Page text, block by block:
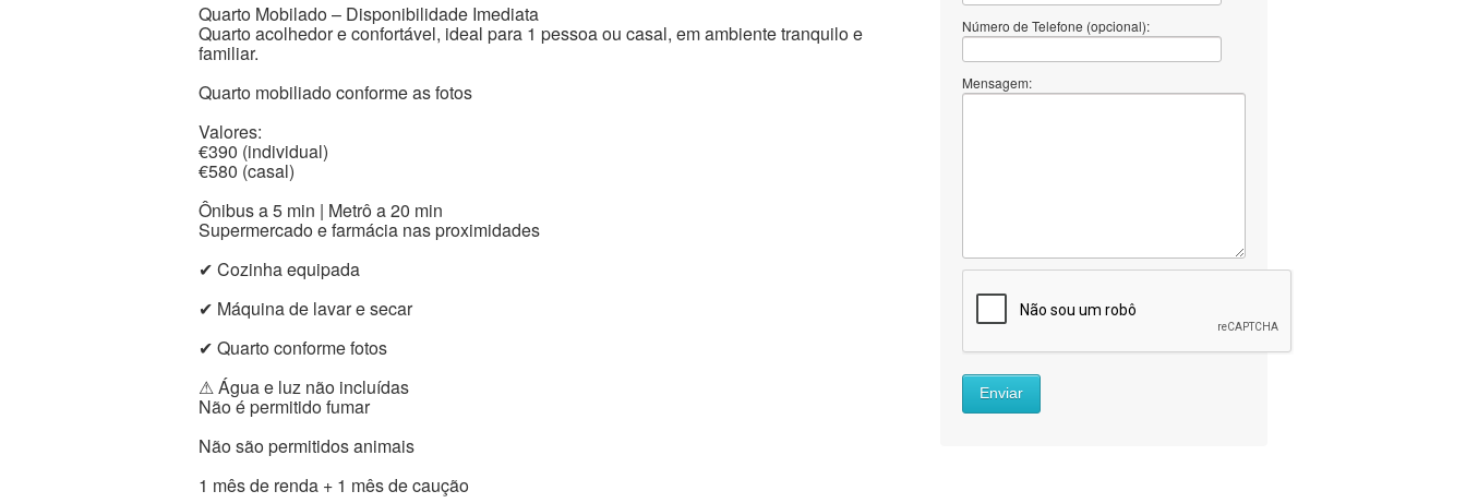
Quarto Mobilado – Disponibilidade Imediata
Quarto acolhedor e confortável, ideal para 1 pessoa ou casal, em ambiente tranquilo e
familiar.
Quarto mobiliado conforme as fotos
Valores:
€390 (individual)
€580 (casal)
Ônibus a 5 min | Metrô a 20 min
Supermercado e farmácia nas proximidades
✔ Cozinha equipada
✔ Máquina de lavar e secar
✔ Quarto conforme fotos
⚠ Água e luz não incluídas
Não é permitido fumar
Não são permitidos animais
1 mês de renda + 1 mês de caução
Número de Telefone (opcional):
Mensagem:
Enviar